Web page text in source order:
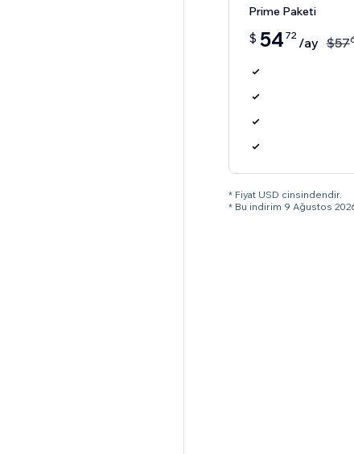
Prime Paketi
$ 54 72 /ay $57
* Fiyat USD cinsindendir.
* Bu indirim 9 Ağustos